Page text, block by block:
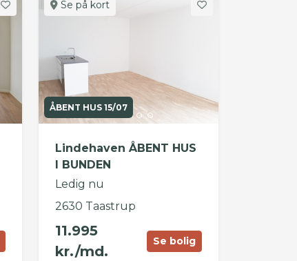
Se på kort
ÅBENT HUS 15/07
Lindehaven ÅBENT HUS
I BUNDEN
Ledig nu
2630 Taastrup
11.995
kr./md.
Se bolig